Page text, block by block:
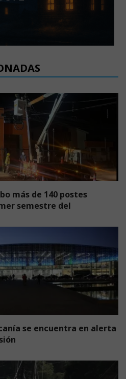
más de 140 postes
semestre del
se encuentra en alerta